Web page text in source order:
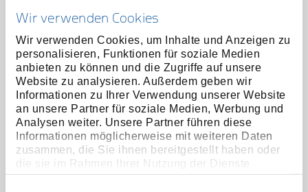
Wir verwenden Cookies
Wir verwenden Cookies, um Inhalte und Anzeigen zu
personalisieren, Funktionen für soziale Medien
anbieten zu können und die Zugriffe auf unsere
Website zu analysieren. Außerdem geben wir
Informationen zu Ihrer Verwendung unserer Website
an unsere Partner für soziale Medien, Werbung und
Analysen weiter. Unsere Partner führen diese
Informationen möglicherweise mit weiteren Daten
zusammen, die Sie ihnen bereitgestellt haben oder
die sie im Rahmen Ihrer Nutzung der Dienste
gesammelt haben. Unsere vollständige